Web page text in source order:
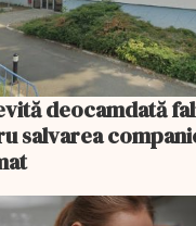
deocamdată
salvarea